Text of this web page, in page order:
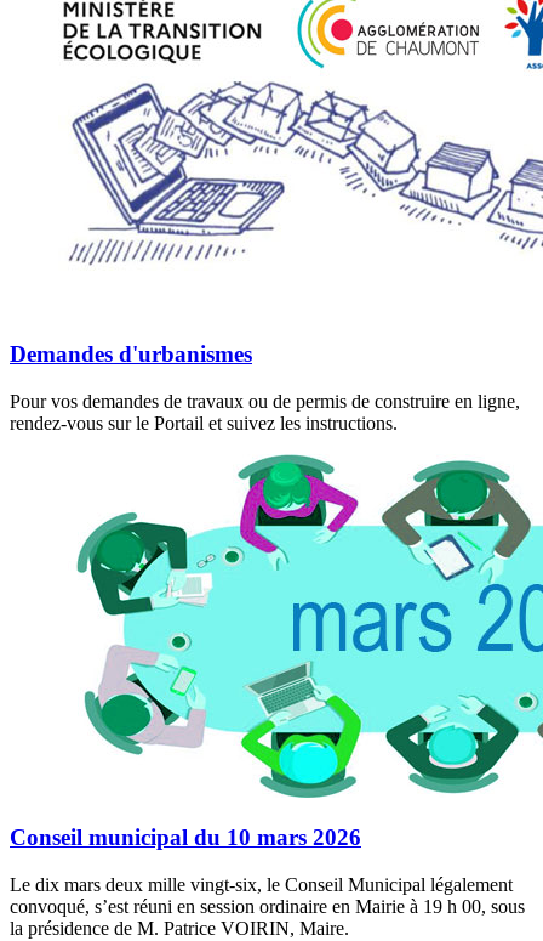
Demandes d'urbanismes
Pour vos demandes de travaux ou de permis de construire en ligne,
rendez-vous sur le Portail et suivez les instructions.
Conseil municipal du 10 mars 2026
Le dix mars deux mille vingt-six, le Conseil Municipal légalement
convoqué, s’est réuni en session ordinaire en Mairie à 19 h 00, sous
la présidence de M. Patrice VOIRIN, Maire.